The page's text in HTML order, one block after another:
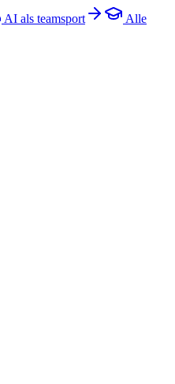
AI als teamsport
Alle